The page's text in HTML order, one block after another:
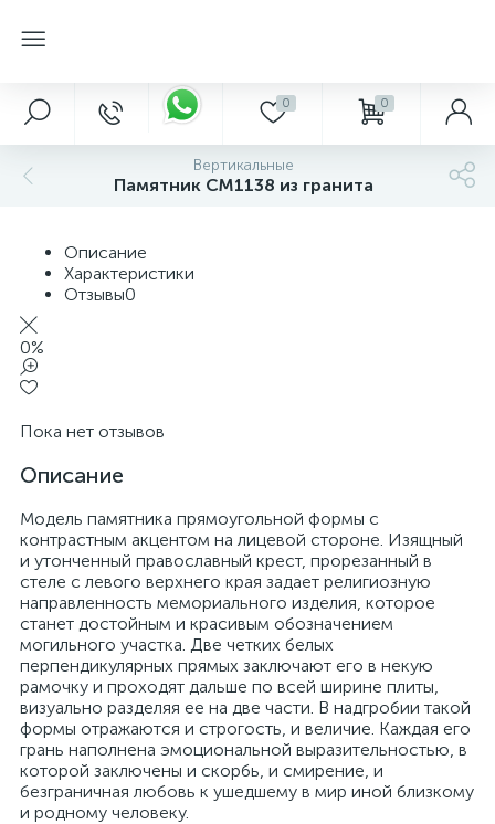
0 0
Вертикальные
Памятник CM1138 из гранита
Описание
Характеристики
Отзывы0
0%
Пока нет отзывов
Описание
Модель памятника прямоугольной формы с
контрастным акцентом на лицевой стороне. Изящный
и утонченный православный крест, прорезанный в
стеле с левого верхнего края задает религиозную
направленность мемориального изделия, которое
станет достойным и красивым обозначением
могильного участка. Две четких белых
перпендикулярных прямых заключают его в некую
рамочку и проходят дальше по всей ширине плиты,
визуально разделяя ее на две части. В надгробии такой
формы отражаются и строгость, и величие. Каждая его
грань наполнена эмоциональной выразительностью, в
которой заключены и скорбь, и смирение, и
безграничная любовь к ушедшему в мир иной близкому
и родному человеку.